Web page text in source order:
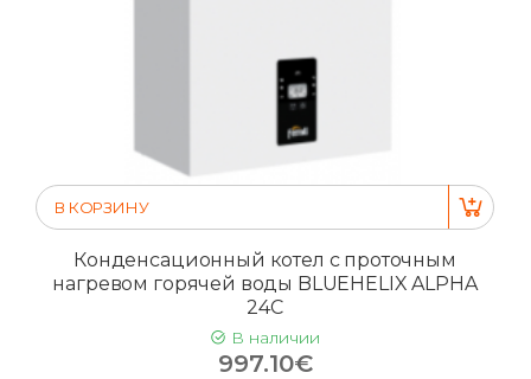
В КОРЗИНУ
Конденсационный котел с проточным
нагревом горячей воды BLUEHELIX ALPHA
24C
В наличии
997.10€